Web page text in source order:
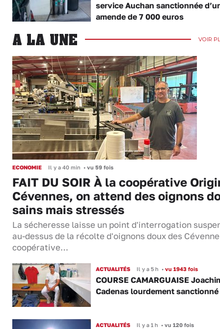
service Auchan sanctionnée
amende de 7 000 euros
A LA UNE VOIR
ECONOMIE Il y a 40 min • vu 59 fois
FAIT DU SOIR À la coopérative
Cévennes, on attend des oignons
sains mais stressés
La sécheresse laisse un point d'interrogation
au-dessus de la récolte d'oignons doux des
coopérative…
ACTUALITÉS Il y a 5 h •vu 1943 fois
COURSE CAMARGUAISE
Cadenas lourdement sanctionné
ACTUALITÉS Il y a 1 h •vu 120 fois